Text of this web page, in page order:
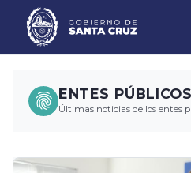
ENTES PÚBLICOS
Últimas noticias de los entes